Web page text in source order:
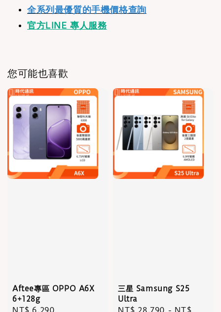
全系列最優質的手機價格查詢
官方LINE 專人服務
您可能也喜歡
Aftee專區 OPPO A6X
6+128g
Regular
NT$ 6,290
三星 Samsung S25
Ultra
Regular
NT$ 28,790 - NT$